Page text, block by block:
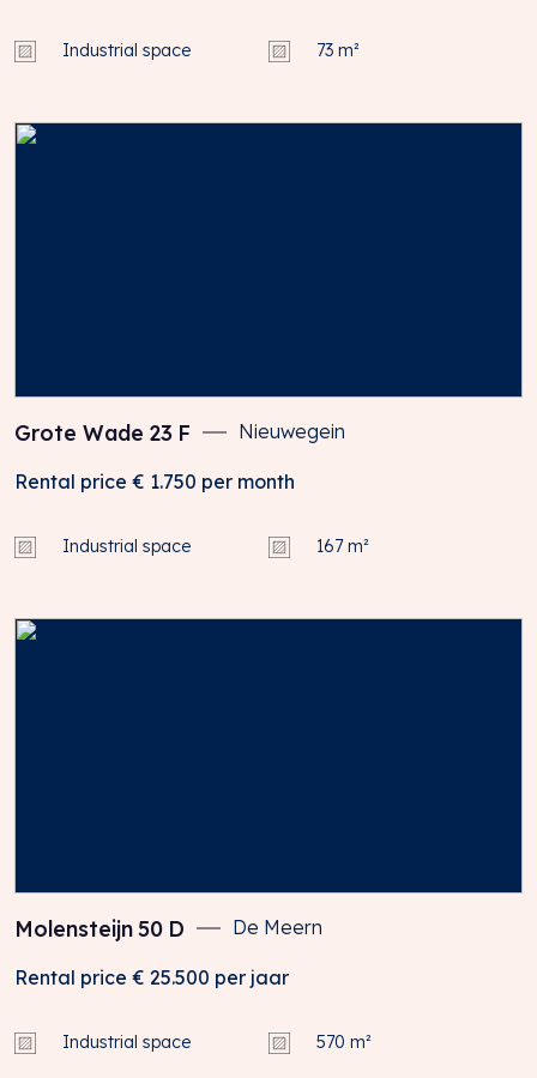
Industrial space 73 m²
Grote Wade 23 F Nieuwegein
Rental price € 1.750 per month
Industrial space 167 m²
Molensteijn50 D De Meern
Rental price € 25.500 per jaar
Industrial space 570 m²